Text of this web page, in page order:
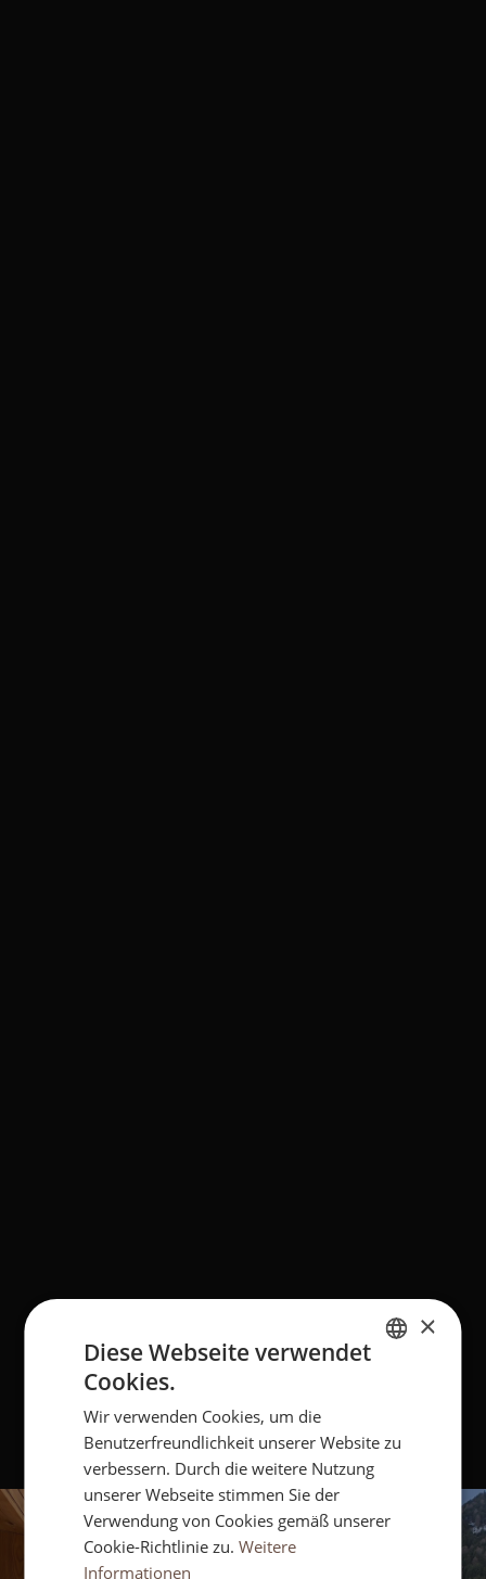
×
Diese Webseite verwendet
Cookies.
Wir verwenden Cookies, um die
Benutzerfreundlichkeit unserer Website zu
verbessern. Durch die weitere Nutzung
unserer Webseite stimmen Sie der
Verwendung von Cookies gemäß unserer
Cookie-Richtlinie zu. Weitere
Informationen